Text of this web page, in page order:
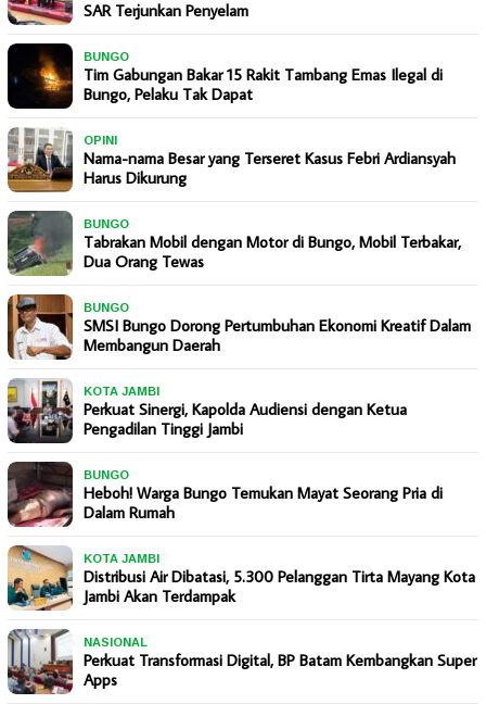
SAR Terjunkan Penyelam
BUNGO
Tim Gabungan Bakar 15 Rakit Tambang Emas Ilegal di
Bungo, Pelaku Tak Dapat
OPINI
Nama-nama Besar yang Terseret Kasus Febri Ardiansyah
Harus Dikurung
BUNGO
Tabrakan Mobil dengan Motor di Bungo, Mobil Terbakar,
Dua Orang Tewas
BUNGO
SMSI Bungo Dorong Pertumbuhan Ekonomi Kreatif Dalam
Membangun Daerah
KOTA JAMBI
Perkuat Sinergi, Kapolda Audiensi dengan Ketua
Pengadilan Tinggi Jambi
BUNGO
Heboh! Warga Bungo Temukan Mayat Seorang Pria di
Dalam Rumah
KOTA JAMBI
Distribusi Air Dibatasi, 5.300 Pelanggan Tirta Mayang Kota
Jambi Akan Terdampak
NASIONAL
Perkuat Transformasi Digital, BP Batam Kembangkan Super
Apps